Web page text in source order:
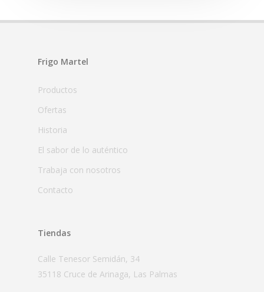
Frigo Martel
Productos
Ofertas
Historia
El sabor de lo auténtico
Trabaja con nosotros
Contacto
Tiendas
Calle Tenesor Semidán, 34
35118 Cruce de Arinaga, Las Palmas